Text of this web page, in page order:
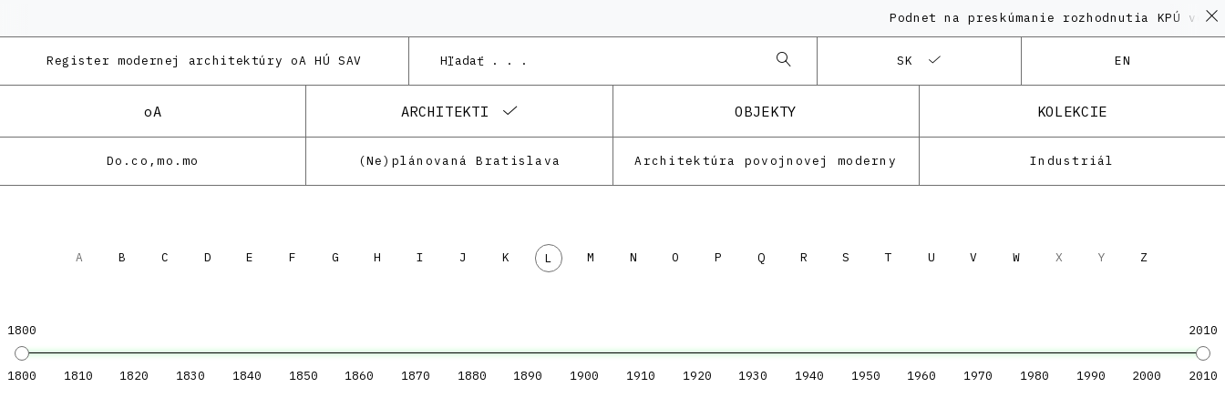
Podnet na preskúmanie rozhodnutia KPÚ vo
Register modernej architektúry oA HÚ SAV SK EN
oA ARCHITEKTI OBJEKTY KOLEKCIE
Do.co,mo.mo (Ne)plánovaná Bratislava Architektúra povojnovej moderny Industriál
A B C D E F G H I J K L M N O P Q R S T U V W X Y Z
1800 2010
1800 1810 1820 1830 1840 1850 1860 1870 1880 1890 1900 1910 1920 1930 1940 1950 1960 1970 1980 1990 2000 2010